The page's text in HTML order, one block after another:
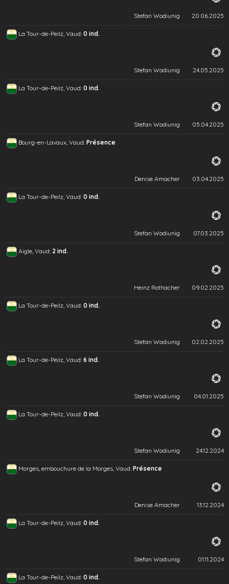
Stefan Wodiunig 20.06.2025
La Tour-de-Peilz, Vaud: 0 ind.
Stefan Wodiunig 24.05.2025
La Tour-de-Peilz, Vaud: 0 ind.
Stefan Wodiunig 05.04.2025
Bourg-en-Lavaux, Vaud: Présence
Denise Amacher 03.04.2025
La Tour-de-Peilz, Vaud: 0 ind.
Stefan Wodiunig 07.03.2025
Aigle, Vaud: 2 ind.
Heinz Rothacher 09.02.2025
La Tour-de-Peilz, Vaud: 0 ind.
Stefan Wodiunig 02.02.2025
La Tour-de-Peilz, Vaud: 6 ind.
Stefan Wodiunig 04.01.2025
La Tour-de-Peilz, Vaud: 0 ind.
Stefan Wodiunig 24.12.2024
Morges, embouchure de la Morges, Vaud: Présence
Denise Amacher 13.12.2024
La Tour-de-Peilz, Vaud: 0 ind.
Stefan Wodiunig 01.11.2024
La Tour-de-Peilz, Vaud: 0 ind.